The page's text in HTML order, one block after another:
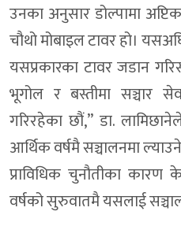
उनका अनुसार डोल्पामा
चौथो मोबाइल टावर हो।
यसप्रकारका टावर जडान
भूगोल र बस्तीमा सञ्चार
गरिरहेका छौं,” डा.
आर्थिक वर्षमै सञ्चालनमा
प्राविधिक चुनौतीका कारण
वर्षको सुरुवातमै यसलाई